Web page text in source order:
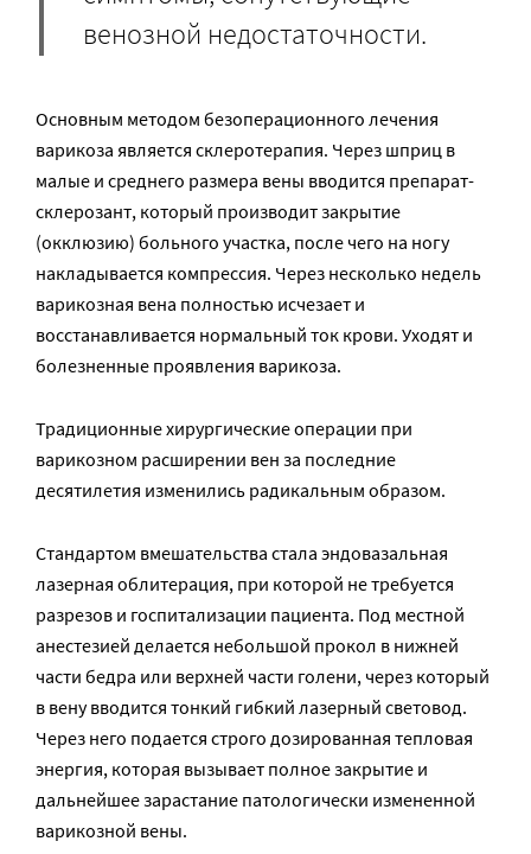
венозной недостаточности.
Основным методом безоперационного лечения
варикоза является склеротерапия. Через шприц в
малые и среднего размера вены вводится препарат-
склерозант, который производит закрытие
(окклюзию) больного участка, после чего на ногу
накладывается компрессия. Через несколько недель
варикозная вена полностью исчезает и
восстанавливается нормальный ток крови. Уходят и
болезненные проявления варикоза.
Традиционные хирургические операции при
варикозном расширении вен за последние
десятилетия изменились радикальным образом.
Стандартом вмешательства стала эндовазальная
лазерная облитерация, при которой не требуется
разрезов и госпитализации пациента. Под местной
анестезией делается небольшой прокол в нижней
части бедра или верхней части голени, через который
в вену вводится тонкий гибкий лазерный световод.
Через него подается строго дозированная тепловая
энергия, которая вызывает полное закрытие и
дальнейшее зарастание патологически измененной
варикозной вены.